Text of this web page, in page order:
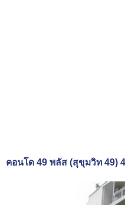
คอนโด 49 พลัส (สุขุมวิท 49)